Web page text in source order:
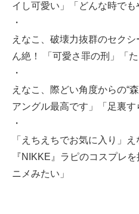
イし可愛い」「どんな時でも
・
えなこ、破壊力抜群のセク
ん絶！ 「可愛さ罪の刑」「た
・
えなこ、際どい角度からの“
アングル最高です」「足裏す
・
「えちえちでお気に入り」
『NIKKE』ラピのコスプレ
ニメみたい」